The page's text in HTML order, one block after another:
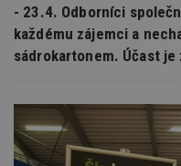
- 23.4. Odborníci
každému zájemci a
sádrokartonem. Účast je